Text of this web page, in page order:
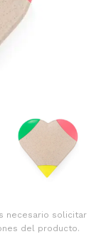
necesario solicitar
del producto.